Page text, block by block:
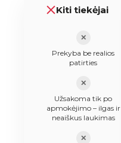
Kiti tiekėjai
✕
Prekyba be realios
patirties
✕
Užsakoma tik po
apmokėjimo – ilgas ir
neaiškus laukimas
✕